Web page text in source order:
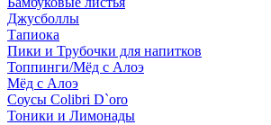
Джусболлы
Тапиока
Пики и Трубочки для напитков
Топпинги/Мёд с Алоэ
Мёд с Алоэ
Соусы Colibri D`oro
Тоники и Лимонады